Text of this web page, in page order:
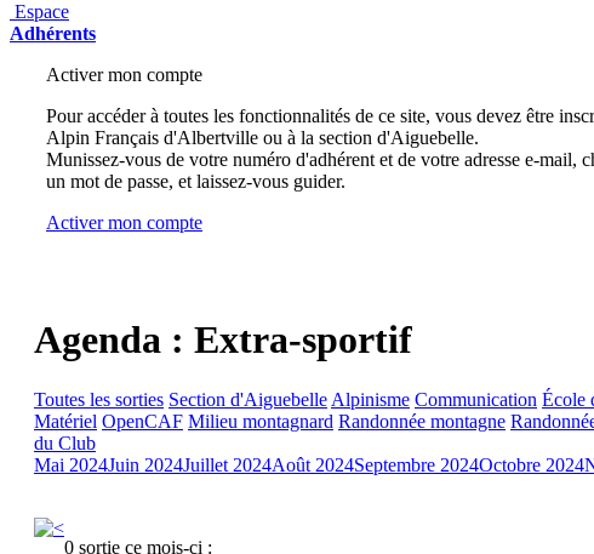
Espace
Adhérents
Activer mon compte
Pour accéder à toutes les fonctionnalités de ce site, vous devez être
Alpin Français d'Albertville ou à la section d'Aiguebelle.
Munissez-vous de votre numéro d'adhérent et de votre adresse e-mail,
un mot de passe, et laissez-vous guider.
Activer mon compte
Agenda : Extra-sportif
Toutes les sorties Section d'Aiguebelle Alpinisme Communication École
Matériel OpenCAF Milieu montagnard Randonnée montagne
du Club
Mai 2024Juin 2024Juillet 2024Août 2024Septembre 2024Octobre 2024
0 sortie ce mois-ci :